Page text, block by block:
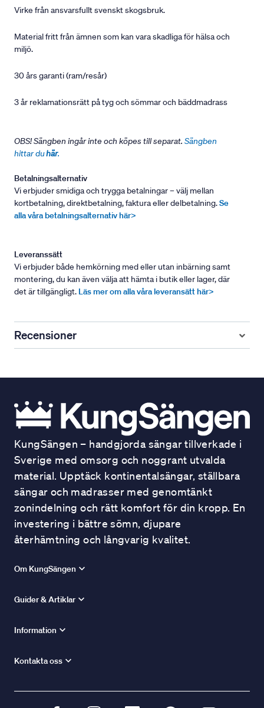
Virke från ansvarsfullt svenskt skogsbruk.
Material fritt från ämnen som kan vara skadliga för hälsa och
miljö.
30 års garanti (ram/resår)
3 år reklamationsrätt på tyg och sömmar och bäddmadrass
OBS! Sängben ingår inte och köpes till separat. Sängben
hittar duhär.
Betalningsalternativ
Vi erbjuder smidiga och trygga betalningar – välj mellan
kortbetalning, direktbetalning, faktura eller delbetalning.Se
alla våra betalningsalternativ här>
Leveranssätt
Vi erbjuder både hemkörning med eller utan inbärning samt
montering, du kan även välja att hämta i butik eller lager, där
det är tillgängligt. Läs mer om alla våra leveransätt här>
Recensioner
KungSängen – handgjorda sängar tillverkade i
Sverige med omsorg och noggrant utvalda
material. Upptäck kontinentalsängar, ställbara
sängar och madrasser med genomtänkt
zonindelning och rätt komfort för din kropp. En
investering i bättre sömn, djupare
återhämtning och långvarig kvalitet.
Om KungSängen
Guider & Artiklar
Information
Kontakta oss